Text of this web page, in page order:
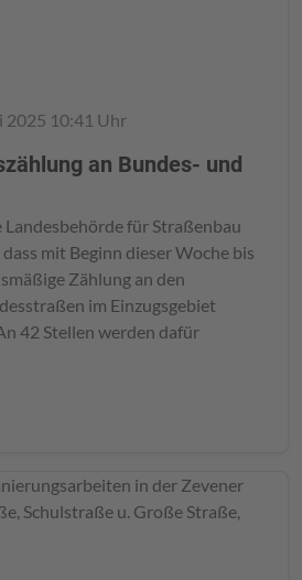
2025 10:41 Uhr
an Bundes- und
Landesbehörde für Straßenbau
mit Beginn dieser Woche bis
Zählung an den
im Einzugsgebiet
42 Stellen werden dafür